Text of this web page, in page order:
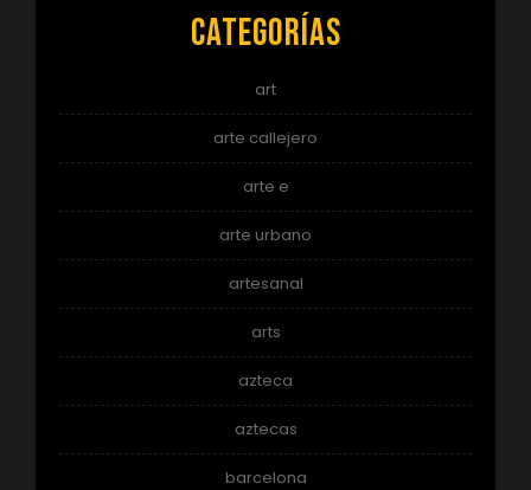
Categorías
art
arte callejero
arte e
arte urbano
artesanal
arts
azteca
aztecas
barcelona